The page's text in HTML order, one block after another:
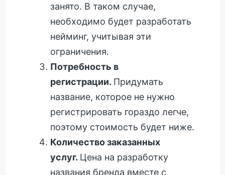
занято. В таком случае,
необходимо будет разработать
нейминг, учитывая эти
ограничения.
Потребность в
регистрации. Придумать
название, которое не нужно
регистрировать гораздо легче,
поэтому стоимость будет ниже.
Количество заказанных
услуг. Цена на разработку
названия бренда вместе с